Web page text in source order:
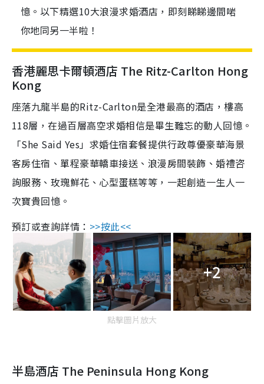
憶。以下精選10大浪漫求婚酒店，即刻睇睇邊間啱
你地同另一半啦！
香港麗思卡爾頓酒店 The Ritz-Carlton Hong
Kong
座落九龍半島的Ritz-Carlton是全港最高的酒店，樓高
118層，在過百層高空求婚相信是畢生難忘的動人回憶。
「She Said Yes」求婚住宿套餐提供行政尊優豪華海景
客房住宿、單程豪華轎車接送、浪漫房間裝飾、婚禮咨
詢服務、玫瑰鮮花、心型蛋糕等等，一起創造一生人一
次寶貴回憶。
預訂或查詢詳情： >>按此<<
+2
點擊圖片放大
半島酒店 The Peninsula Hong Kong